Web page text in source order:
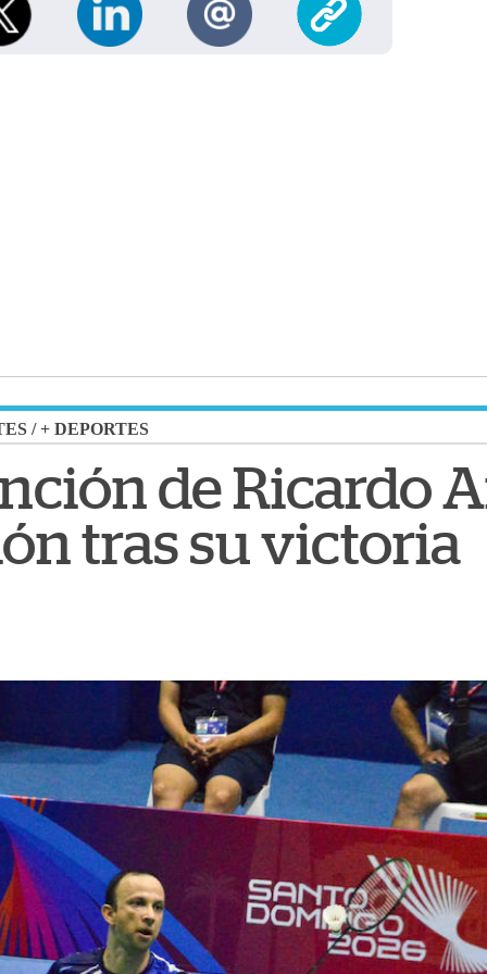
/+ DEPORTES
de Ricardo
tras su victoria